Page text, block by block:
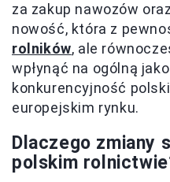
za zakup nawozów
nowość, która z
rolników, ale
wpłynąć na ogólną
konkurencyjność
europejskim rynku.
Dlaczego zmiany
polskim